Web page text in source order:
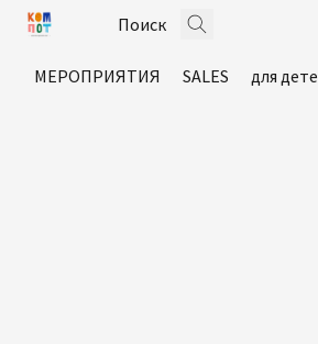
МЕРОПРИЯТИЯ SALES для